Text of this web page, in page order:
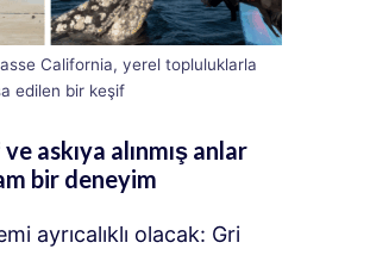
California, yerel topluluklarla
edilen bir keşif
askıya alınmış anlar
bir deneyim
ayrıcalıklı olacak: Gri